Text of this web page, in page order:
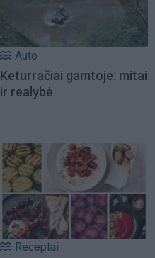
Auto
Keturračiai gamtoje: mitai
ir realybė
Receptai